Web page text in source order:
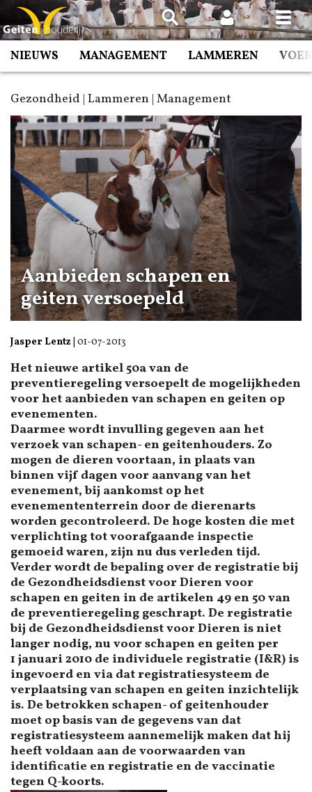
Spring
naar
inhoud
NIEUWS MANAGEMENT LAMMEREN
Gezondheid | Lammeren | Management
Aanbieden schapen en
geiten versoepeld
Jasper Lentz 01-07-2013
Het nieuwe artikel 50a van de
preventieregeling versoepelt de mogelijkheden
voor het aanbieden van schapen en geiten op
evenementen.
Daarmee wordt invulling gegeven aan het
verzoek van schapen- en geitenhouders. Zo
mogen de dieren voortaan, in plaats van
binnen vijf dagen voor aanvang van het
evenement, bij aankomst op het
evenemententerrein door de dierenarts
worden gecontroleerd. De hoge kosten die met
verplichting tot voorafgaande inspectie
gemoeid waren, zijn nu dus verleden tijd.
Verder wordt de bepaling over de registratie bij
de Gezondheidsdienst voor Dieren voor
schapen en geiten in de artikelen 49 en 50 van
de preventieregeling geschrapt. De registratie
bij de Gezondheidsdienst voor Dieren is niet
langer nodig, nu voor schapen en geiten per
1 januari 2010 de individuele registratie (I&R) is
ingevoerd en via dat registratiesysteem de
verplaatsing van schapen en geiten inzichtelijk
is. De betrokken schapen- of geitenhouder
moet op basis van de gegevens van dat
registratiesysteem aannemelijk maken dat hij
heeft voldaan aan de voorwaarden van
identificatie en registratie en de vaccinatie
tegen Q-koorts.